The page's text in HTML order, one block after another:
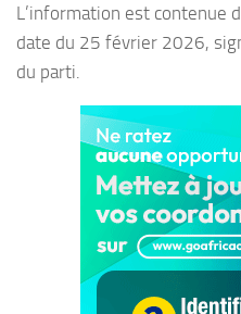
L’information est contenue
date du 25 février 2026,
du parti.